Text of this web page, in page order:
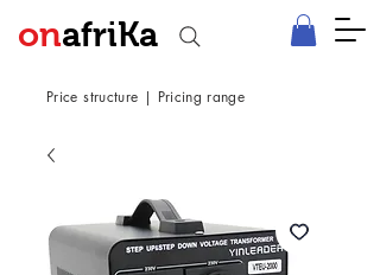
onafriKa
Price structure | Pricing range